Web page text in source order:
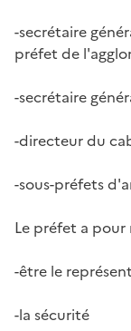
-secrétaire
préfet de
-secrétaire
-directeur du
-sous-préfets
Le préfet a pour
-être le
-la sécurité